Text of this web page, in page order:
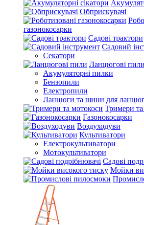
Обприскувачі
газонокосарки
Садові трактори
Садовий
Секатори
Ланцюгові пили
Акумуляторні пилки
Бензопили
Електропили
Ланцюги та шини для
Тримери
Газонокосарки
Воздуходуви
Культиватори
Електрокультиватори
Мотокультиватори
Садові
Мойки